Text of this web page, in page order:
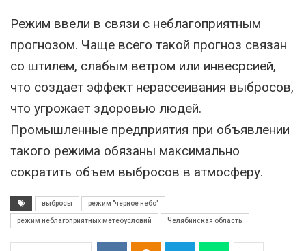
Режим ввели в связи с неблагоприятным
прогнозом. Чаще всего такой прогноз связан
со штилем, слабым ветром или инвесрсией,
что создает эффект нерассеивания выбросов,
что угрожает здоровью людей.
Промышленные предприятия при объявлении
такого режима обязаны максимально
сократить объем выбросов в атмосферу.
выбросы режим "черное небо"
режим неблагоприятных метеоусловий Челябинская область